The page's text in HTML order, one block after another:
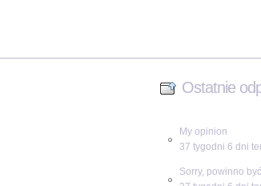
Ostatnie
My opinion
37 tygodni 6 dni
Sorry, powinno być